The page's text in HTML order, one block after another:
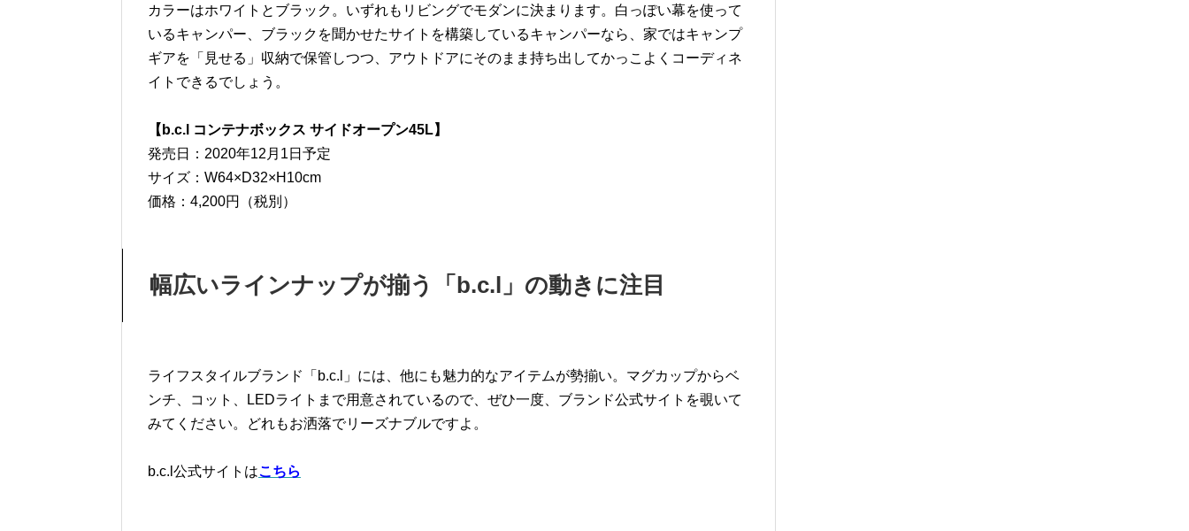
カラーはホワイトとブラック。いずれもリビングでモダンに決まります。白っぽい幕を使って
いるキャンパー、ブラックを聞かせたサイトを構築しているキャンパーなら、家ではキャンプ
ギアを「見せる」収納で保管しつつ、アウトドアにそのまま持ち出してかっこよくコーディネ
イトできるでしょう。
【b.c.l コンテナボックス サイドオープン45L】
発売日：2020年12月1日予定
サイズ：W64×D32×H10cm
価格：4,200円（税別）
幅広いラインナップが揃う「b.c.l」の動きに注目
ライフスタイルブランド「b.c.l」には、他にも魅力的なアイテムが勢揃い。マグカップからベ
ンチ、コット、LEDライトまで用意されているので、ぜひ一度、ブランド公式サイトを覗いて
みてください。どれもお洒落でリーズナブルですよ。
b.c.l公式サイトはこちら